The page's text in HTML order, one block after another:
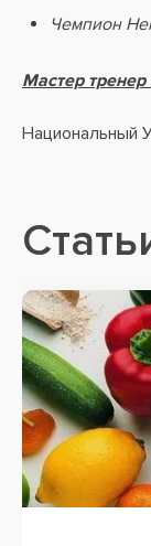
Чемпион
Мастер
Национальный